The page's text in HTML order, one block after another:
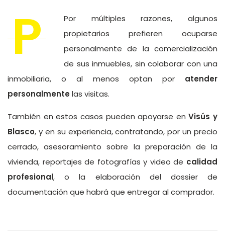
P
Por múltiples razones, algunos
propietarios prefieren ocuparse
personalmente de la comercialización
de sus inmuebles, sin colaborar con una
inmobiliaria, o al menos optan por atender
personalmentelas visitas.
También en estos casos pueden apoyarse enVisús y
Blasco, y en su experiencia, contratando, por un precio
cerrado, asesoramiento sobre la preparación de la
vivienda, reportajes de fotografías y video de calidad
profesional, o la elaboración del dossier de
documentación que habrá que entregar al comprador.